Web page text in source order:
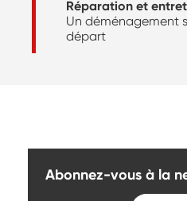
Réparation et
Un déménagement
départ
Abonnez-vous à la